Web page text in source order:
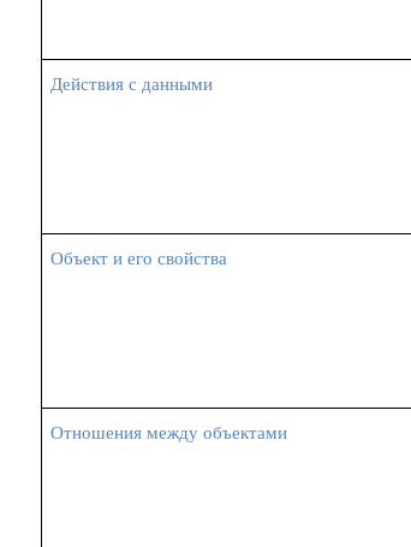
Действия с данными
Объект и его свойства
Отношения между объектами